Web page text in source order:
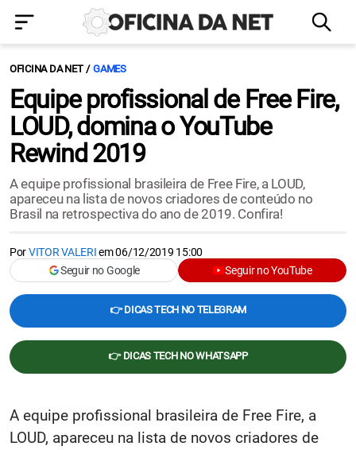
OFICINA DA NET GAMES
Equipe profissional de Free Fire,
LOUD, domina o YouTube
Rewind 2019
A equipe profissional brasileira de Free Fire, a LOUD,
apareceu na lista de novos criadores de conteúdo no
Brasil na retrospectiva do ano de 2019. Confira!
PorVITOR VALERIem06/12/2019 15:00
Seguir no Google
Seguir no YouTube
👉 DICAS TECH NO TELEGRAM
👉 DICAS TECH NO WHATSAPP
A equipe profissional brasileira de Free Fire, a
LOUD, apareceu na lista de novos criadores de